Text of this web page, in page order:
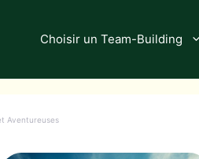
Choisir un Team-Building
Aventureuses